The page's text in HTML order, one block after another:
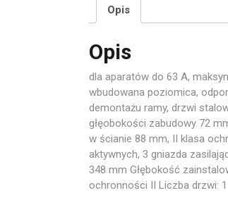
Opis
Opis
dla aparatów do 63 A,
wbudowana poziomica,
demontażu ramy, drzwi
głęobokości zabudowy 72
w ścianie 88 mm, II klasa
aktywnych, 3 gniazda
348 mm Głębokość
ochronności II Liczba drzwi: 1